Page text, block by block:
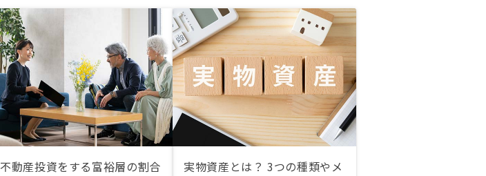
不動産投資をする富裕層の割合
実物資産とは？ 3つの種類やメ